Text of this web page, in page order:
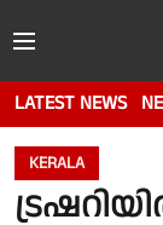
LATEST NEWS
KERALA